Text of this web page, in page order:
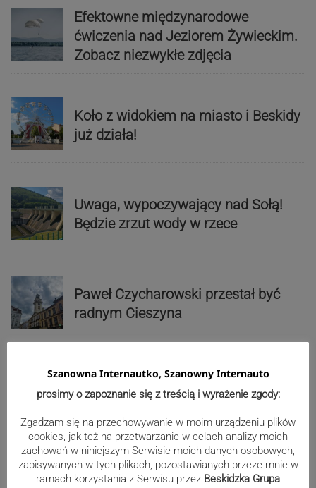
Efektowne międzynarodowe
ćwiczenia nad Jeziorem Żywieckim.
Zobacz niezwykłe zdjęcia
Koło z widokiem na miasto i Beskidy
już działa!
Uwaga, wypoczywający nad Sołą!
Będzie zrzut wody w rzece
Paweł Czycharowski przestał być
radnym Cieszyna
Blisko 60 tysięcy osób w Polsce
pobiera świadczenie Mama 4 plus.
Reklama
Szanowna Internautko, Szanowny Internauto
prosimy o zapoznanie się z treścią i wyrażenie zgody:
Zgadzam się na przechowywanie w moim urządzeniu plików
cookies, jak też na przetwarzanie w celach analizy moich
zachowań w niniejszym Serwisie moich danych osobowych,
zapisywanych w tych plikach, pozostawianych przeze mnie w
ramach korzystania z Serwisu przez Beskidzka Grupa